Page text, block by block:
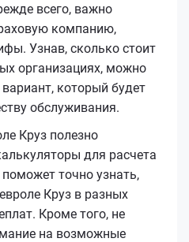
всего, важно
компанию,
Узнав, сколько стоит
организациях, можно
который будет
обслуживания.
Круз полезно
для расчета
точно узнать,
Круз в разных
Кроме того, не
на возможные